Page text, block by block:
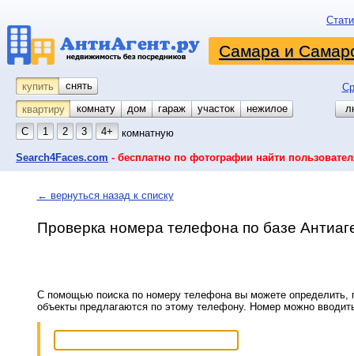
Самара и
купить снять
квартиру
комнату койко-место
дом гараж участок
нежилое
С
1 2 3 4+ комнатную
Search4Faces.com - бесплатно по фотографии найти
← вернуться назад к списку
Проверка номера телефона по базе
С помощью поиска по номеру телефона вы можете определить,
объекты предлагаются по этому телефону. Номер можно